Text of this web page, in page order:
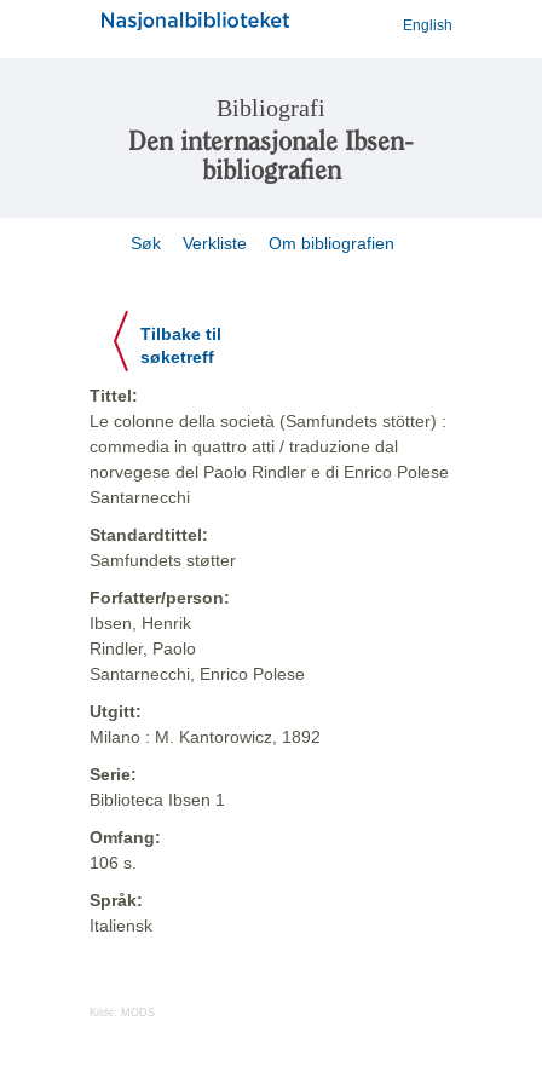
English
Bibliografi
Den internasjonale Ibsen-
bibliografien
Søk Verkliste Om bibliografien
Tilbake til
søketreff
Tittel:
Le colonne della società (Samfundets stötter) :
commedia in quattro atti / traduzione dal
norvegese del Paolo Rindler e di Enrico Polese
Santarnecchi
Standardtittel:
Samfundets støtter
Forfatter/person:
Ibsen, Henrik
Rindler, Paolo
Santarnecchi, Enrico Polese
Utgitt:
Milano : M. Kantorowicz, 1892
Serie:
Biblioteca Ibsen 1
Omfang:
106 s.
Språk:
Italiensk
Kilde: MODS